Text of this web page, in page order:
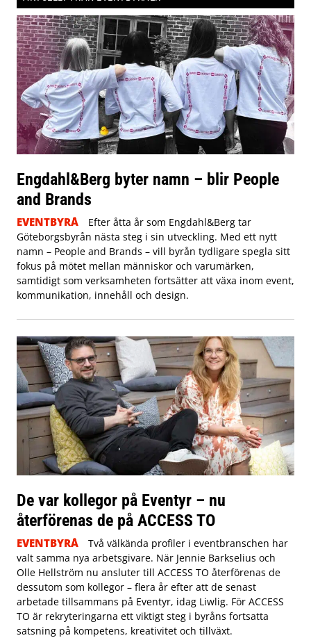
Engdahl&Berg byter namn – blir People
and Brands
EVENTBYRÅ
Efter åtta år som Engdahl&Berg tar
Göteborgsbyrån nästa steg i sin utveckling. Med ett nytt
namn – People and Brands – vill byrån tydligare spegla sitt
fokus på mötet mellan människor och varumärken,
samtidigt som verksamheten fortsätter att växa inom event,
kommunikation, innehåll och design.
De var kollegor på Eventyr – nu
återförenas de på ACCESS TO
EVENTBYRÅ
Två välkända profiler i eventbranschen har
valt samma nya arbetsgivare. När Jennie Barkselius och
Olle Hellström nu ansluter till ACCESS TO återförenas de
dessutom som kollegor – flera år efter att de senast
arbetade tillsammans på Eventyr, idag Liwlig. För ACCESS
TO är rekryteringarna ett viktigt steg i byråns fortsatta
satsning på kompetens, kreativitet och tillväxt.